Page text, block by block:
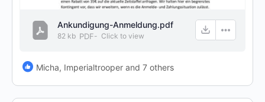
Ankundigung-Anmeldung.pdf
82 kb PDF- Click to view
Micha, Imperialtrooper and 7 others